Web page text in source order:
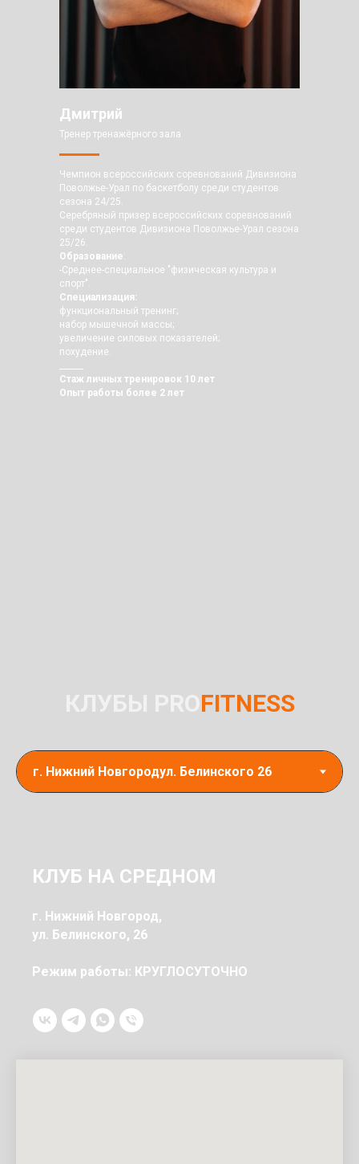
Дмитрий
Тренер тренажёрного зала
Чемпион всероссийских соревнований Дивизиона
Поволжье-Урал по баскетболу среди студентов
сезона 24/25.
Серебряный призер всероссийских соревнований
среди студентов Дивизиона Поволжье-Урал сезона
25/26.
Образование:
-Среднее-специальное "физическая культура и
спорт".
Специализация:
функциональный тренинг;
набор мышечной массы;
увеличение силовых показателей;
похудение.
Стаж личных тренировок 10 лет
Опыт работы более 2 лет
FITNESS
КЛУБ НА СРЕДНОМ
г. Нижний Новгород,
ул. Белинского, 26
Режим работы: КРУГЛОСУТОЧНО